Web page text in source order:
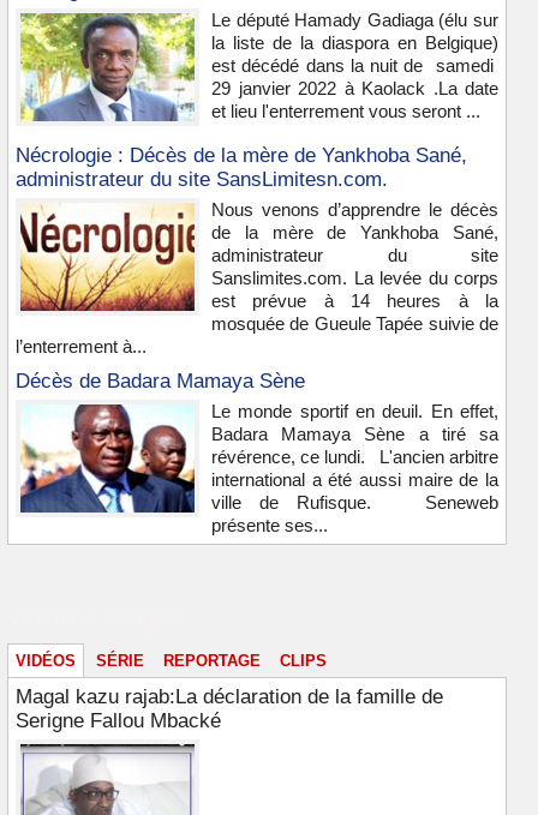
Le député Hamady Gadiaga (élu sur
la liste de la diaspora en Belgique)
est décédé dans la nuit de samedi
29 janvier 2022 à Kaolack .La date
et lieu l'enterrement vous seront ...
Nécrologie : Décès de la mère de Yankhoba Sané,
administrateur du site SansLimitesn.com.
Nous venons d’apprendre le décès
de la mère de Yankhoba Sané,
administrateur du site
Sanslimites.com. La levée du corps
est prévue à 14 heures à la
mosquée de Gueule Tapée suivie de
l’enterrement à...
Décès de Badara Mamaya Sène
Le monde sportif en deuil. En effet,
Badara Mamaya Sène a tiré sa
révérence, ce lundi. L'ancien arbitre
international a été aussi maire de la
ville de Rufisque. Seneweb
présente ses...
VIDÉOS SÉRIE REPORTAGE CLIPS
Magal kazu rajab:La déclaration de la famille de
Serigne Fallou Mbacké